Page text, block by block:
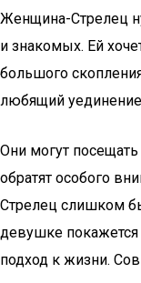
Женщина-Стрелец
и знакомых. Ей
большого
любящий
Они могут
обратят особого
Стрелец слишком
девушке покажется
подход к жизни.